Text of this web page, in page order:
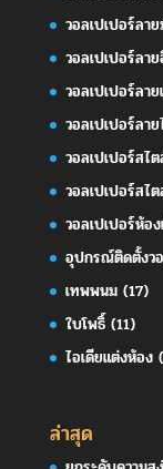
วอลเปเปอร์ลา
วอลเปเปอร์ล
วอลเปเปอร์ลาย
วอลเปเปอร์ล
วอลเปเปอร์สไ
วอลเปเปอร์สไ
วอลเปเปอร์ห้อ
อุปกรณ์ติดตั้งว
เทพพนม(17)
ใบโพธิ์(11)
ไอเดียแต่งห้อง
ล่าสุด